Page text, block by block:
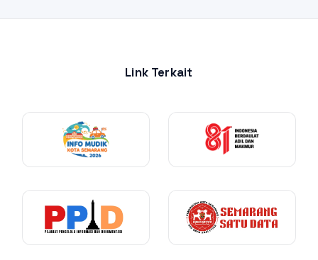
Ketersediaan data yang valid dinilai sangat kru
Link Terkait